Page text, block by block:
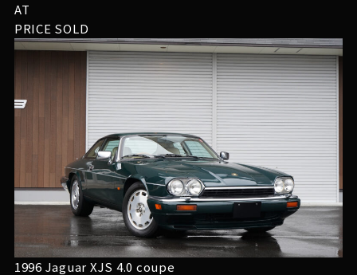
AT
PRICE SOLD
1996 Jaguar XJS 4.0 coupe